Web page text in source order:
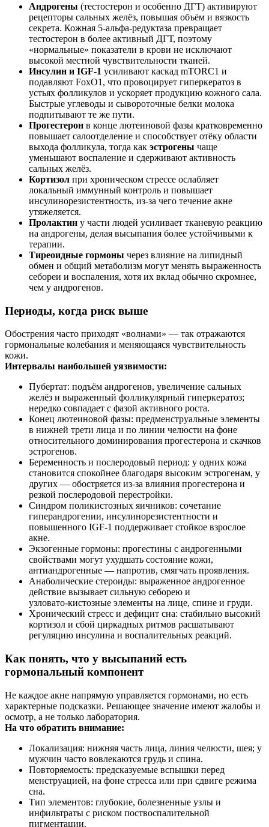
Андрогены (тестостерон и особенно ДГТ) активируют
рецепторы сальных желёз, повышая объём и вязкость
секрета. Кожная 5‑альфа‑редуктаза превращает
тестостерон в более активный ДГТ, поэтому
«нормальные» показатели в крови не исключают
высокой местной чувствительности тканей.
Инсулин и IGF‑1 усиливают каскад mTORC1 и
подавляют FoxO1, что провоцирует гиперкератоз в
устьях фолликулов и ускоряет продукцию кожного сала.
Быстрые углеводы и сывороточные белки молока
подпитывают те же пути.
Прогестерон в конце лютеиновой фазы кратковременно
повышает салоотделение и способствует отёку области
выхода фолликула, тогда как эстрогены чаще
уменьшают воспаление и сдерживают активность
сальных желёз.
Кортизол при хроническом стрессе ослабляет
локальный иммунный контроль и повышает
инсулинорезистентность, из‑за чего течение акне
утяжеляется.
Пролактин у части людей усиливает тканевую реакцию
на андрогены, делая высыпания более устойчивыми к
терапии.
Тиреоидные гормоны через влияние на липидный
обмен и общий метаболизм могут менять выраженность
себореи и воспаления, хотя их вклад обычно скромнее,
чем у андрогенов.
Периоды, когда риск выше
Обострения часто приходят «волнами» — так отражаются
гормональные колебания и меняющаяся чувствительность
кожи.
Интервалы наибольшей уязвимости:
Пубертат: подъём андрогенов, увеличение сальных
желёз и выраженный фолликулярный гиперкератоз;
нередко совпадает с фазой активного роста.
Конец лютеиновой фазы: предменструальные элементы
в нижней трети лица и по линии челюсти на фоне
относительного доминирования прогестерона и скачков
эстрогенов.
Беременность и послеродовый период: у одних кожа
становится спокойнее благодаря высоким эстрогенам, у
других — обостряется из‑за влияния прогестерона и
резкой послеродовой перестройки.
Синдром поликистозных яичников: сочетание
гиперандрогении, инсулинорезистентности и
повышенного IGF‑1 поддерживает стойкое взрослое
акне.
Экзогенные гормоны: прогестины с андрогенными
свойствами могут ухудшать состояние кожи,
антиандрогенные — напротив, смягчать проявления.
Анаболические стероиды: выраженное андрогенное
действие вызывает сильную себорею и
узловато‑кистозные элементы на лице, спине и груди.
Хронический стресс и дефицит сна: стабильно высокий
кортизол и сбой циркадных ритмов расшатывают
регуляцию инсулина и воспалительных реакций.
Как понять, что у высыпаний есть
гормональный компонент
Не каждое акне напрямую управляется гормонами, но есть
характерные подсказки. Решающее значение имеют жалобы и
осмотр, а не только лаборатория.
На что обратить внимание:
Локализация: нижняя часть лица, линия челюсти, шея; у
мужчин часто вовлекаются грудь и спина.
Повторяемость: предсказуемые вспышки перед
менструацией, на фоне стресса или при сдвиге режима
сна.
Тип элементов: глубокие, болезненные узлы и
инфильтраты с риском поствоспалительной
пигментации.